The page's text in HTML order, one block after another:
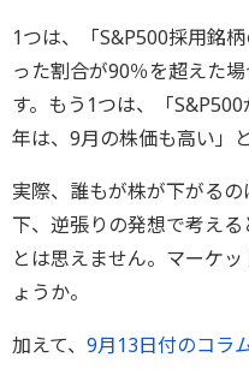
1つは、「S&P500採用銘
った割合が90％を超えた
す。もう1つは、「
年は、9月の株価も高い」
実際、誰もが株が下がる
下、逆張りの発想で考え
とは思えません。マーケ
ょうか。
加えて、 9月13日付のコラ